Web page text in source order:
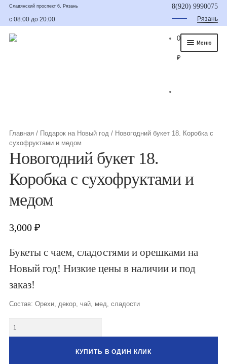
Славянский проспект 6, Рязань
с 08:00 до 20:00
8(920) 9990075
Рязань
Меню
Букет для мужчины
Овощные букеты
Детские букеты
Съедобные Корзины
0
₽
Главная / Подарок на Новый год / Новогодний букет 18. Коробка с
сухофруктами и медом
Новогодний букет 18.
Коробка с сухофруктами и
медом
3,000₽
Букеты с чаем, сладостями и орешками на
Новый год! Низкие цены в наличии и под
заказ!
Состав: Орехи, декор, чай, мед, сладости
КУПИТЬ В ОДИН КЛИК